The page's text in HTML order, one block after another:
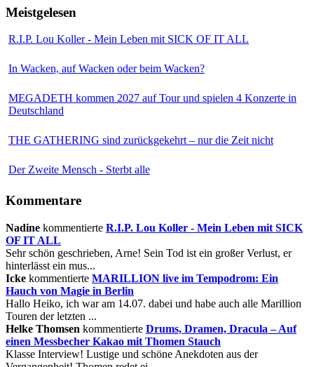
Meistgelesen
R.I.P. Lou Koller - Mein Leben mit SICK OF IT ALL
In Wacken, auf Wacken oder beim Wacken?
MEGADETH kommen 2027 auf Tour und spielen 4 Konzerte in
Deutschland
THE GATHERING sind zurückgekehrt – nur die Zeit nicht
Der Zweite Mensch - Sterbt alle
Kommentare
Nadine kommentierte R.I.P. Lou Koller - Mein Leben mit SICK
OF IT ALL
Sehr schön geschrieben, Arne! Sein Tod ist ein großer Verlust, er
hinterlässt ein mus...
Icke kommentierte MARILLION live im Tempodrom: Ein
Hauch von Magie in Berlin
Hallo Heiko, ich war am 14.07. dabei und habe auch alle Marillion
Touren der letzten ...
Helke Thomsen kommentierte Drums, Dramen, Dracula – Auf
einen Messbecher Kakao mit Thomen Stauch
Klasse Interview! Lustige und schöne Anekdoten aus der